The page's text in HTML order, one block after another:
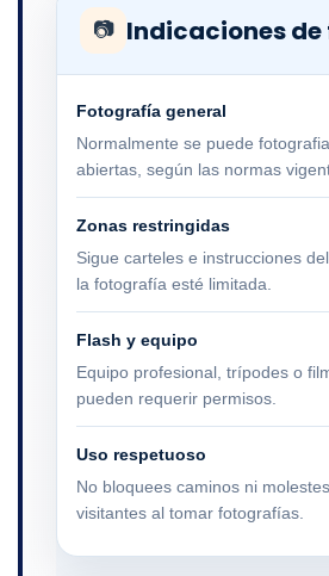
📷 Indicaciones
Fotografía general
Normalmente se puede
abiertas, según las normas
Zonas restringidas
Sigue carteles e instrucciones
la fotografía esté limitada.
Flash y equipo
Equipo profesional, trípodes o
pueden requerir permisos.
Uso respetuoso
No bloquees caminos ni
visitantes al tomar fotografías.